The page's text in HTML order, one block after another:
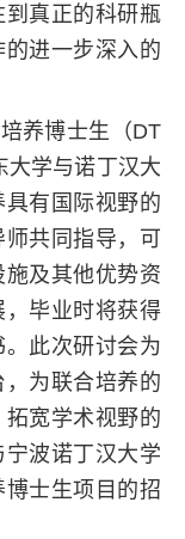
真正的科研瓶
进一步深入的
养博士生（DT
大学与诺丁汉大
有国际视野的
共同指导，可
及其他优势资
毕业时将获得
此次研讨会为
为联合培养的
宽学术视野的
波诺丁汉大学
士生项目的招